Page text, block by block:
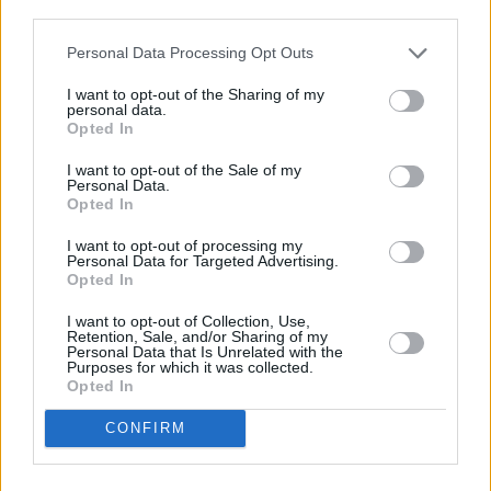
negar su consentimiento. Tenga en cuenta que algún
de su consentimiento, pero usted tiene el derecho de
rechazar tal procesamiento. Sus preferencias se aplicarán
cualquier momento entrando de nuevo en este sitio web o
visitando nuestra política de privacidad.
Personal Data Processing Opt Outs
I want to opt-out of the Sharing of my
personal data.
Opted In
I want to opt-out of the Sale of my
Personal Data.
Opted In
I want to opt-out of processing my
Personal Data for Targeted Advertising.
Opted In
I want to opt-out of Collection, Use,
Retention, Sale, and/or Sharing of my
Personal Data that Is Unrelated with the
Purposes for which it was collected.
Opted In
CONFIRM